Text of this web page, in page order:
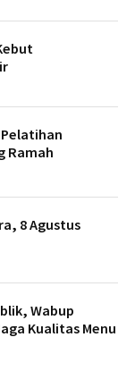
Ramah
8 Agustus
Wabup
Kualitas Menu